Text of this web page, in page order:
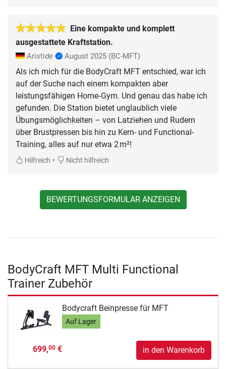
Eine kompakte und komplett
ausgestattete Kraftstation.
Aristide August 2025 (BC-MFT)
Als ich mich für die BodyCraft MFT entschied, war ich
auf der Suche nach einem kompakten aber
leistungsfähigen Home‑Gym. Und genau das habe ich
gefunden. Die Station bietet unglaublich viele
Übungsmöglichkeiten – von Latziehen und Rudern
über Brustpressen bis hin zu Kern- und Functional-
Training, alles auf nur etwa 2 m²!
Hilfreich • Nicht hilfreich
BEWERTUNGSFORMULAR ANZEIGEN
BodyCraft MFT Multi Functional
Trainer Zubehör
Bodycraft Beinpresse für MFT
Auf Lager
699,00€ in den Warenkorb